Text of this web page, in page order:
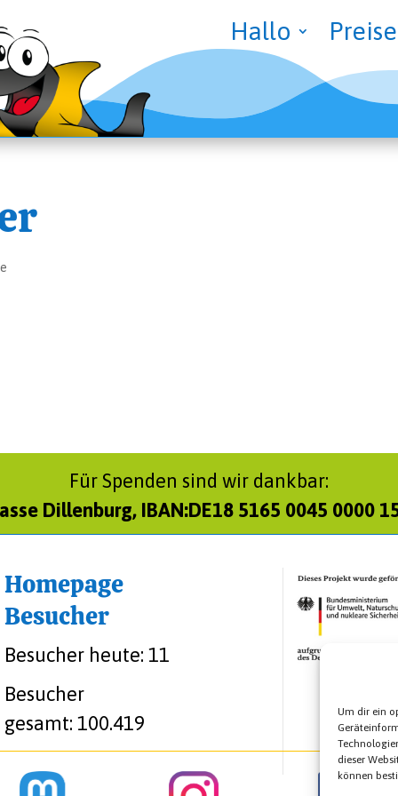
Um dir ein
dieser
können
Hal­lo Prei­se
Für Spenden sind wir dankbar:
Dillenburg, IBAN:DE18 5165 0045 0000
Homepage
Besucher
Besucher heute:11
Besucher
gesamt:100.419